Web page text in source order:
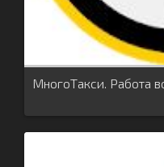
МногоТакси. Работа